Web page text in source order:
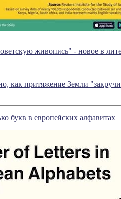
живопись" - новое в
как притяжение Земли
букв в европейских алфавитах